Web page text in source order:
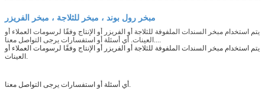
مبخر رول بوند ، مبخر للثلاجة ، مبخر الفريزر
يتم استخدام مبخر السندات الملفوفة للثلاجة أو الفريزر أو الإنتاج وفقًا لرسومات العملاء أو
العينات. أي أسئلة أو استفسارات يرجى التواصل معنا....
يتم استخدام مبخر السندات الملفوفة للثلاجة أو الفريزر أو الإنتاج وفقًا لرسومات العملاء أو
العينات.
أي أسئلة أو استفسارات يرجى التواصل معنا.